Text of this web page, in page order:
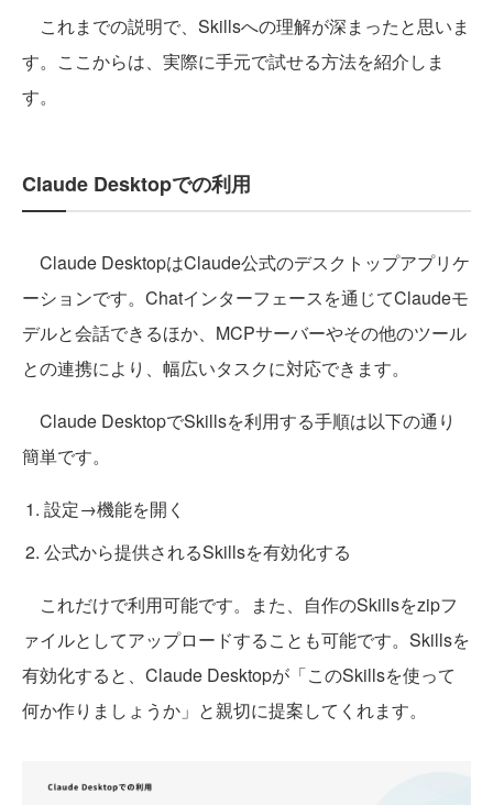
これまでの説明で、Skillsへの理解が深まったと思いま
す。ここからは、実際に手元で試せる方法を紹介しま
す。
Claude Desktopでの利用
Claude DesktopはClaude公式のデスクトップアプリケ
ーションです。Chatインターフェースを通じてClaudeモ
デルと会話できるほか、MCPサーバーやその他のツール
との連携により、幅広いタスクに対応できます。
Claude DesktopでSkillsを利用する手順は以下の通り
簡単です。
設定→機能を開く
公式から提供されるSkillsを有効化する
これだけで利用可能です。また、自作のSkillsをzipフ
ァイルとしてアップロードすることも可能です。Skillsを
有効化すると、Claude Desktopが「このSkillsを使って
何か作りましょうか」と親切に提案してくれます。